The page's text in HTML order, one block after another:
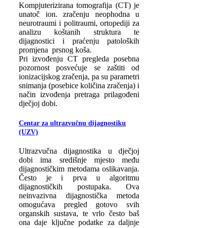
Kompjuterizirana tomografija (CT) je
unatoč ion. zračenju neophodna u
neurotraumi i politraumi, ortopediji za
analizu koštanih struktura te
dijagnostici i praćenju patoloških
promjena prsnog koša.
Pri izvođenju CT pregleda posebna
pozornost posvećuje se zaštiti od
ionizacijskog zračenja, pa su parametri
snimanja (posebice količina zračenja) i
način izvođenja pretraga prilagođeni
dječjoj dobi.
Centar za ultrazvučnu dijagnostiku
(UZV)
Ultrazvučna dijagnostika u dječjoj
dobi ima središnje mjesto među
dijagnostičkim metodama oslikavanja.
Često je i prva u algoritmu
dijagnostičkih postupaka. Ova
neinvazivna dijagnostička metoda
omogućava pregled gotovo svih
organskih sustava, te vrlo često baš
ona daje ključne podatke za daljnje